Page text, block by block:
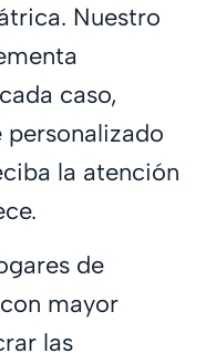
Nuestro
caso,
la atención
de
mayor
las